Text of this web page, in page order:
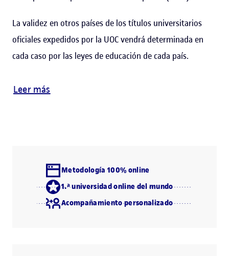
La validez en otros países de los títulos universitarios
oficiales expedidos por la UOC vendrá determinada en
cada caso por las leyes de educación de cada país.
Leer más
Metodología 100% online
1.ª universidad online del mundo
Acompañamiento personalizado